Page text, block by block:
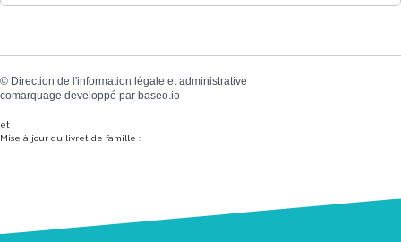
© Direction de l'information légale et administrative
comarquage developpé par baseo.io
et
Mise à jour du livret de famille :